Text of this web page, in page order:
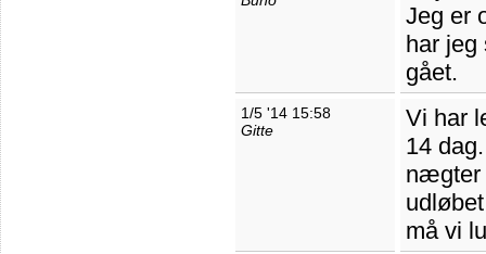
Jeg er
har jeg
gået.
1/5 '14 15:58
Gitte
Vi har
14
nægter
må vi